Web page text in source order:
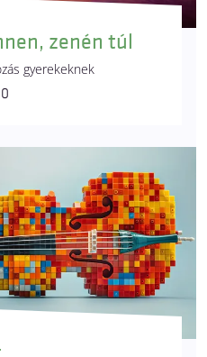
zenén túl
gyerekeknek